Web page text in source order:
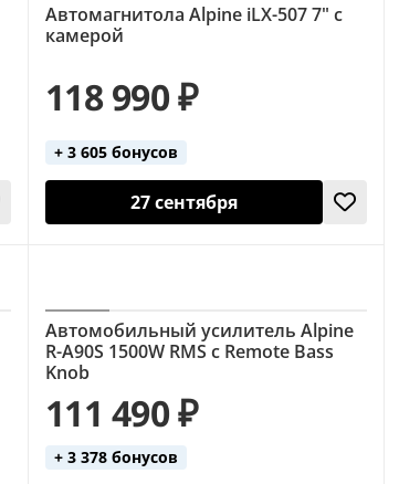
Автомагнитола Alpine iLX-507 7" с
камерой
118 990 ₽
+ 3 605 бонусов
27 сентября
Автомобильный усилитель Alpine
R-A90S 1500W RMS с Remote Bass
Knob
111 490 ₽
+ 3 378 бонусов